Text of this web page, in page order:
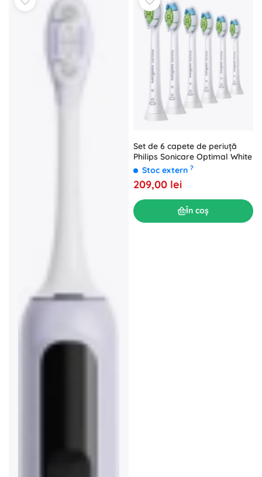
Set de 6 capete de periuță
Philips Sonicare Optimal White
Stoc extern ?
209,00 lei
În coș